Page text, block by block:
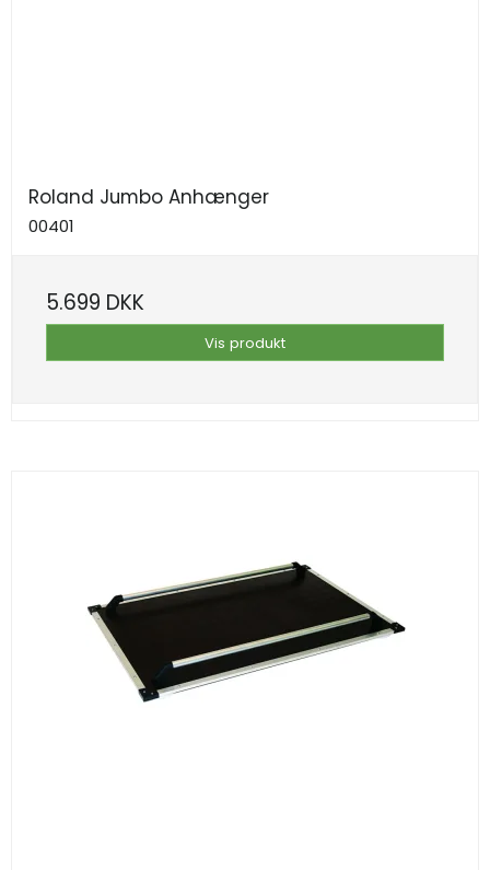
Roland Jumbo Anhænger
00401
5.699 DKK
Vis produkt